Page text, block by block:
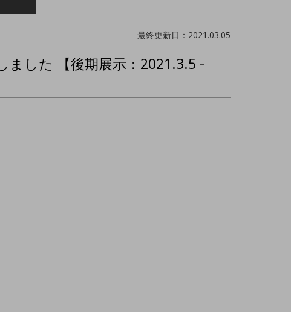
最終更新日：2021.03.05
ました 【後期展示：2021.3.5 -